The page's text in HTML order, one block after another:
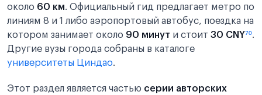
около 60 км. Официальный гид предлагает метро по
линиям 8 и 1 либо аэропортовый автобус, поездка на
котором занимает около 90 минут и стоит 30 CNY⁷⁰.
Другие вузы города собраны в каталоге
университеты Циндао.
Этот раздел является частью серии авторских